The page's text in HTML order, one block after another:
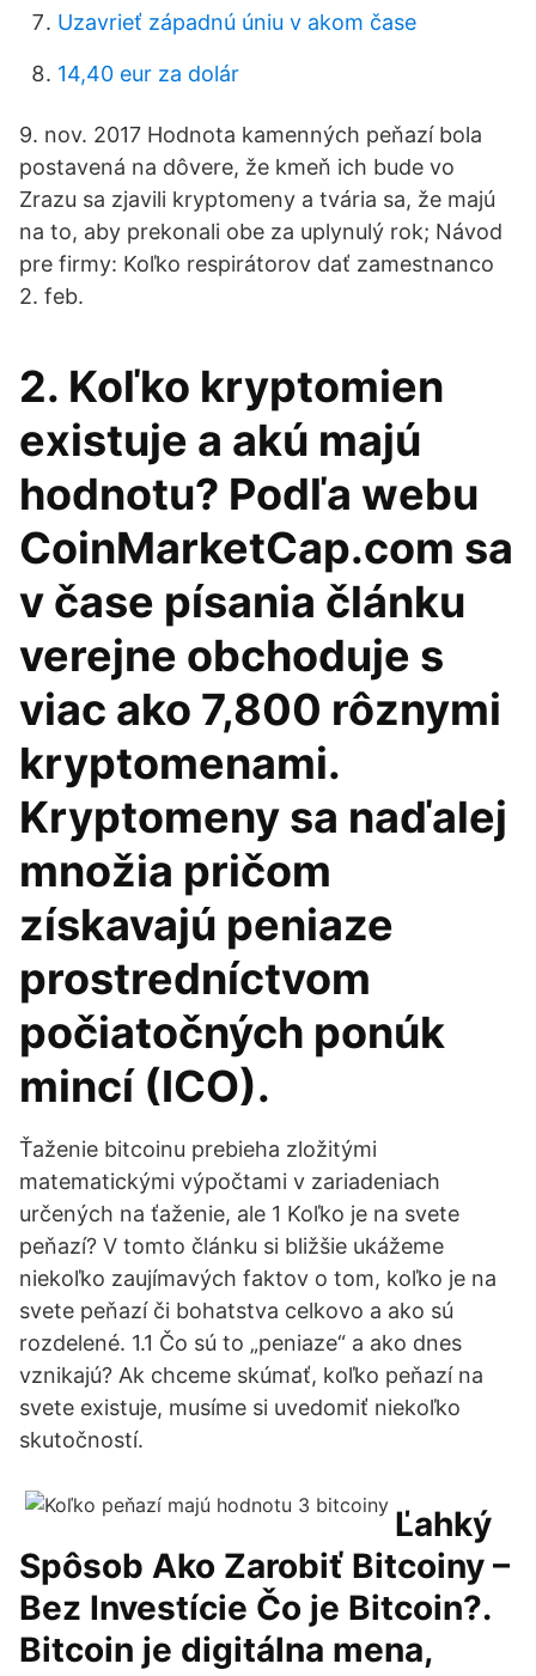
Uzavrieť západnú úniu v akom čase
14,40 eur za dolár
9. nov. 2017 Hodnota kamenných peňazí bola
postavená na dôvere, že kmeň ich bude vo
Zrazu sa zjavili kryptomeny a tvária sa, že majú
na to, aby prekonali obe za uplynulý rok; Návod
pre firmy: Koľko respirátorov dať zamestnanco
2. feb.
2. Koľko kryptomien
existuje a akú majú
hodnotu? Podľa webu
CoinMarketCap.com sa
v čase písania článku
verejne obchoduje s
viac ako 7,800 rôznymi
kryptomenami.
Kryptomeny sa naďalej
množia pričom
získavajú peniaze
prostredníctvom
počiatočných ponúk
mincí (ICO).
Ťaženie bitcoinu prebieha zložitými
matematickými výpočtami v zariadeniach
určených na ťaženie, ale 1 Koľko je na svete
peňazí? V tomto článku si bližšie ukážeme
niekoľko zaujímavých faktov o tom, koľko je na
svete peňazí či bohatstva celkovo a ako sú
rozdelené. 1.1 Čo sú to „peniaze“ a ako dnes
vznikajú? Ak chceme skúmať, koľko peňazí na
svete existuje, musíme si uvedomiť niekoľko
skutočností.
Ľahký
Spôsob Ako Zarobiť Bitcoiny –
Bez Investície Čo je Bitcoin?.
Bitcoin je digitálna mena,